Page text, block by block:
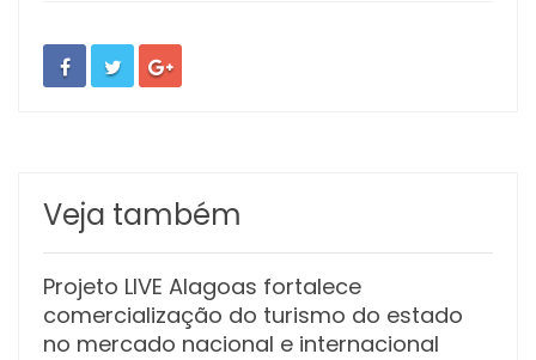
Veja também
Projeto LIVE Alagoas fortalece
comercialização do turismo do estado
no mercado nacional e internacional